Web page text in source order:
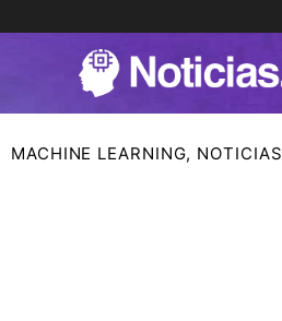
MACHINE LEARNING, NOTICIAS